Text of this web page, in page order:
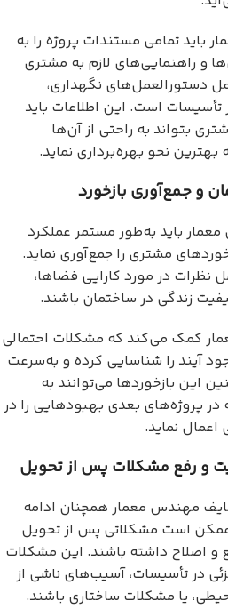
باید تمامی مستندات پروژه را به
و راهنمایی‌های لازم به مشتری
دستورالعمل‌های نگهداری،
تأسیسات است. این اطلاعات باید
بتواند به راحتی از آن‌ها
نحو بهره‌برداری نماید.
باید به‌طور مستمر عملکرد
مشتری را جمع‌آوری نماید.
نظرات در مورد کارایی فضاها،
زندگی در ساختمان باشند.
کمک می‌کند که مشکلات احتمالی
آیند را شناسایی کرده و به‌سرعت
این بازخوردها می‌توانند به
پروژه‌های بعدی بهبودهایی را در
اعمال نماید.
مهندس معمار همچنان ادامه
ممکن است مشکلاتی پس از تحویل
و اصلاح داشته باشند. این مشکلات
در تأسیسات، آسیب‌های ناشی از
یا مشکلات ساختاری باشند.